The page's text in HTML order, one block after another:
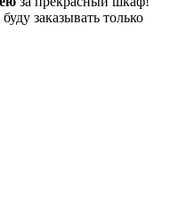
заказывать только